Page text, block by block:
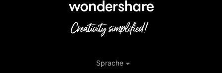
Sprache